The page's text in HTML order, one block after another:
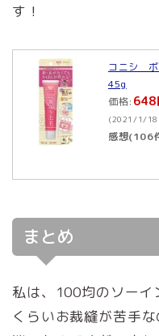
す！
コニシ
45g
価格: 648
(2021/1/18
感想(106
まとめ
私は、100均のソーイ
くらいお裁縫が苦手